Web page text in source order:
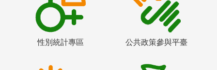
性別統計專區 公共政策參與平臺